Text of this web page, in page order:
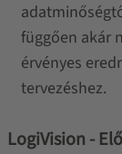
függően akár
érvényes
tervezéshez.
LogiVision -